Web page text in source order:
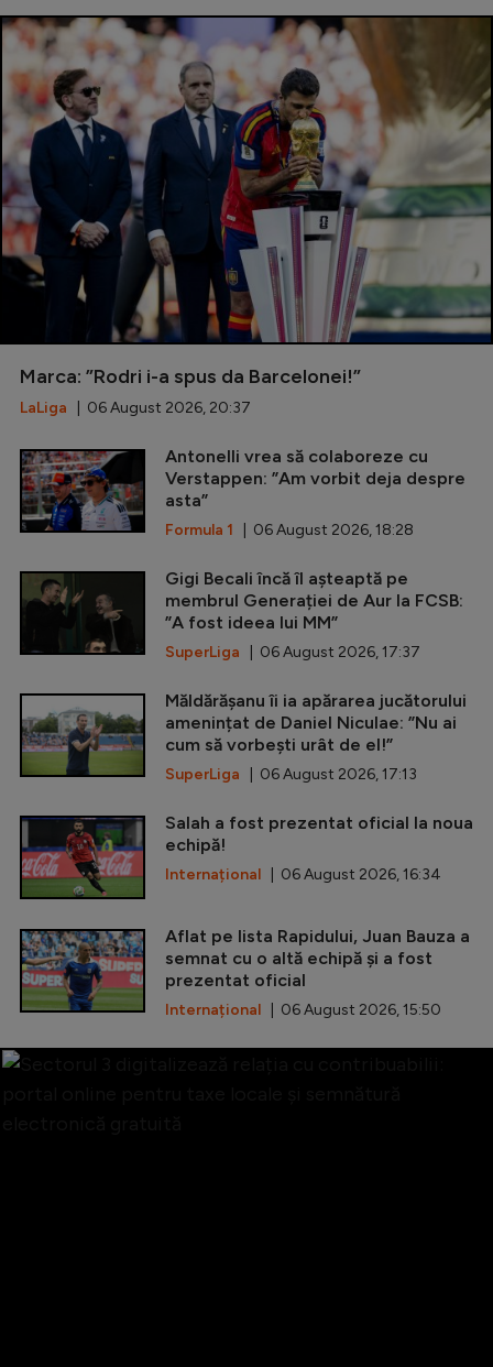
Marca: ”Rodri i-a spus da Barcelonei!”
LaLiga | 06 August 2026, 20:37
Antonelli vrea să colaboreze cu
Verstappen: ”Am vorbit deja despre
asta”
Formula 1 | 06 August 2026, 18:28
Gigi Becali încă îl așteaptă pe
membrul Generației de Aur la FCSB:
”A fost ideea lui MM”
SuperLiga | 06 August 2026, 17:37
Măldărășanu îi ia apărarea jucătorului
amenințat de Daniel Niculae: ”Nu ai
cum să vorbești urât de el!”
SuperLiga | 06 August 2026, 17:13
Salah a fost prezentat oficial la noua
echipă!
Internațional | 06 August 2026, 16:34
Aflat pe lista Rapidului, Juan Bauza a
semnat cu o altă echipă și a fost
prezentat oficial
Internațional | 06 August 2026, 15:50